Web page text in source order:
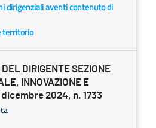
dirigenziali aventi contenuto di
territorio
DIRIGENTE SEZIONE
INNOVAZIONE E
dicembre 2024, n. 1733